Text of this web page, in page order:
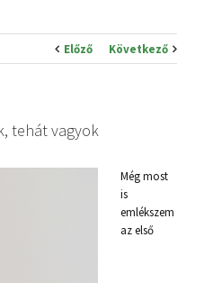
Előző Következő
tehát vagyok
Még most
is
emlékszem
az első